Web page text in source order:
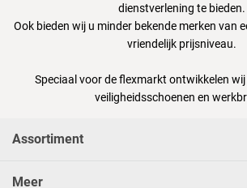
dienstverlening te bieden.
Ook bieden wij u minder bekende merken van
vriendelijk prijsniveau.
Speciaal voor de flexmarkt ontwikkelen
veiligheidsschoenen en
Assortiment
Meer